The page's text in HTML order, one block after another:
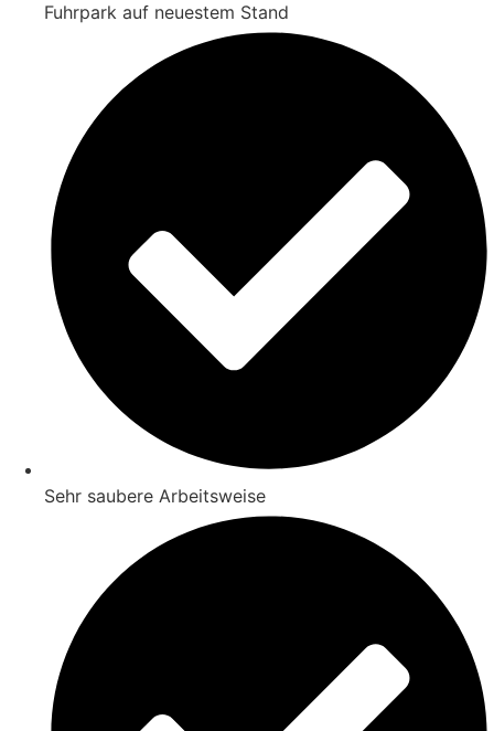
Fuhrpark auf neuestem Stand
Sehr saubere Arbeitsweise